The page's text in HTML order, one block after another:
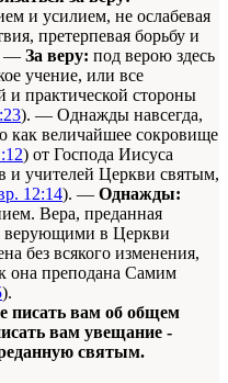
и усилием, не ослабевая
претерпевая борьбу и
— За веру: под верою здесь
учение, или все
и практической стороны
). — Однажды навсегда,
как величайшее сокровище
) от Господа Иисуса
и учителей Церкви святым,
12:14). — Однажды:
Вера, преданная
верующими в Церкви
без всякого изменения,
она преподана Самим
).
писать вам об общем
вам увещание -
святым.